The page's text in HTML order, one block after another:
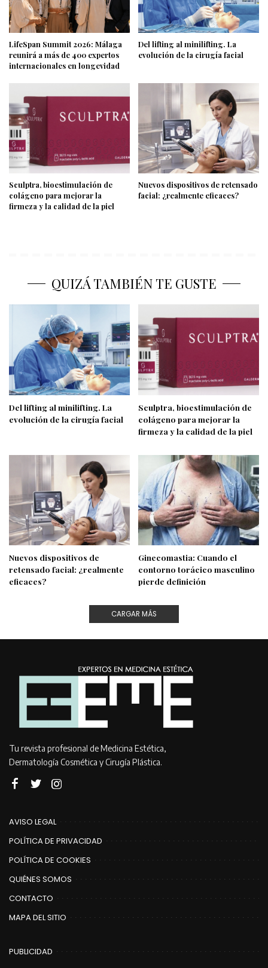
LifeSpan Summit 2026: Málaga
reunirá a más de 400 expertos
internacionales en longevidad
Del lifting al minilifting. La
evolución de la cirugía facial
Sculptra, bioestimulación de
colágeno para mejorar la
firmeza y la calidad de la piel
Nuevos dispositivos de retensado
facial: ¿realmente eficaces?
QUIZÁ TAMBIÉN TE GUSTE
Del lifting al minilifting. La
evolución de la cirugía facial
Sculptra, bioestimulación de
colágeno para mejorar la
firmeza y la calidad de la piel
Nuevos dispositivos de
retensado facial: ¿realmente
eficaces?
Ginecomastia: Cuando el
contorno torácico masculino
pierde definición
CARGAR MÁS
Tu revista profesional de Medicina Estética,
Dermatología Cosmética y Cirugía Plástica.
AVISO LEGAL
POLÍTICA DE PRIVACIDAD
POLÍTICA DE COOKIES
QUIÉNES SOMOS
CONTACTO
MAPA DEL SITIO
PUBLICIDAD